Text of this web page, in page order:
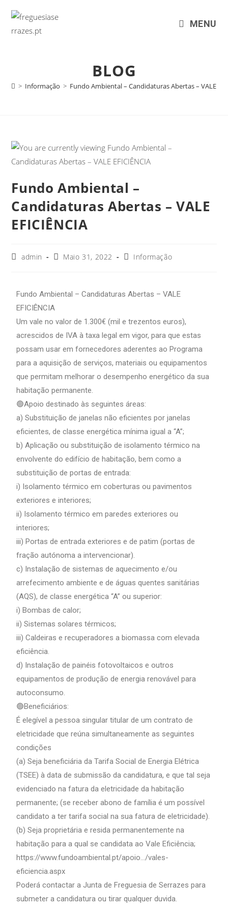
MENU
BLOG
> Informação > Fundo Ambiental – Candidaturas Abertas – VALE
Fundo Ambiental –
Candidaturas Abertas – VALE
EFICIÊNCIA
admin Maio 31, 2022 Informação
Fundo Ambiental – Candidaturas Abertas – VALE
EFICIÊNCIA
Um vale no valor de 1.300€ (mil e trezentos euros),
acrescidos de IVA à taxa legal em vigor, para que estas
possam usar em fornecedores aderentes ao Programa
para a aquisição de serviços, materiais ou equipamentos
que permitam melhorar o desempenho energético da sua
habitação permanente.
🟢Apoio destinado às seguintes áreas:
a) Substituição de janelas não eficientes por janelas
eficientes, de classe energética mínima igual a “A”;
b) Aplicação ou substituição de isolamento térmico na
envolvente do edifício de habitação, bem como a
substituição de portas de entrada:
i) Isolamento térmico em coberturas ou pavimentos
exteriores e interiores;
ii) Isolamento térmico em paredes exteriores ou
interiores;
iii) Portas de entrada exteriores e de patim (portas de
fração autónoma a intervencionar).
c) Instalação de sistemas de aquecimento e/ou
arrefecimento ambiente e de águas quentes sanitárias
(AQS), de classe energética “A” ou superior:
i) Bombas de calor;
ii) Sistemas solares térmicos;
iii) Caldeiras e recuperadores a biomassa com elevada
eficiência.
d) Instalação de painéis fotovoltaicos e outros
equipamentos de produção de energia renovável para
autoconsumo.
🟢Beneficiários:
É elegível a pessoa singular titular de um contrato de
eletricidade que reúna simultaneamente as seguintes
condições
(a) Seja beneficiária da Tarifa Social de Energia Elétrica
(TSEE) à data de submissão da candidatura, e que tal seja
evidenciado na fatura da eletricidade da habitação
permanente; (se receber abono de família é um possível
candidato a ter tarifa social na sua fatura de eletricidade).
(b) Seja proprietária e resida permanentemente na
habitação para a qual se candidata ao Vale Eficiência;
https://www.fundoambiental.pt/apoio…/vales-
eficiencia.aspx
Poderá contactar a Junta de Freguesia de Serrazes para
submeter a candidatura ou tirar qualquer duvida.